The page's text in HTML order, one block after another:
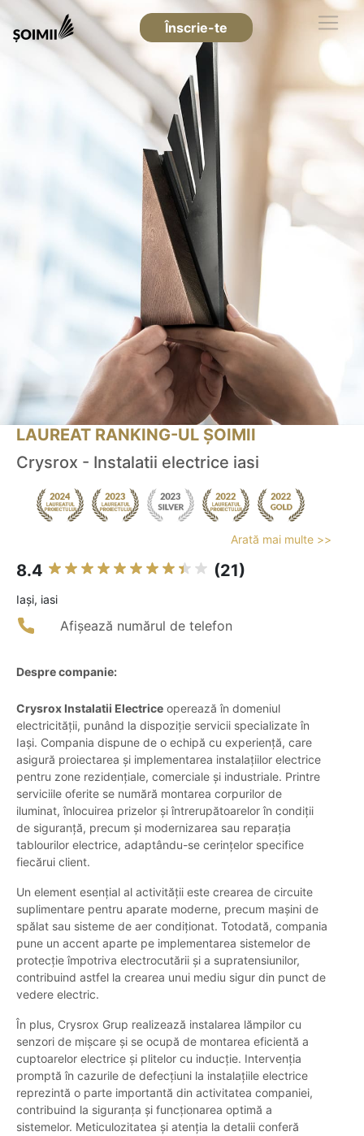
Înscrie-te
LAUREAT RANKING-UL ȘOIMII
Crysrox - Instalatii electrice iasi
Arată mai multe >>
8.4 (21)
Iaşi, iasi
Afișează numărul de telefon
Despre companie:
Crysrox Instalatii Electrice operează în domeniul
electricității, punând la dispoziție servicii specializate în
Iași. Compania dispune de o echipă cu experiență, care
asigură proiectarea și implementarea instalațiilor electrice
pentru zone rezidențiale, comerciale și industriale. Printre
serviciile oferite se numără montarea corpurilor de
iluminat, înlocuirea prizelor și întrerupătoarelor în condiții
de siguranță, precum și modernizarea sau reparația
tablourilor electrice, adaptându-se cerințelor specifice
fiecărui client.
Un element esențial al activității este crearea de circuite
suplimentare pentru aparate moderne, precum mașini de
spălat sau sisteme de aer condiționat. Totodată, compania
pune un accent aparte pe implementarea sistemelor de
protecție împotriva electrocutării și a supratensiunilor,
contribuind astfel la crearea unui mediu sigur din punct de
vedere electric.
În plus, Crysrox Grup realizează instalarea lămpilor cu
senzori de mișcare și se ocupă de montarea eficientă a
cuptoarelor electrice și plitelor cu inducție. Intervenția
promptă în cazurile de defecțiuni la instalațiile electrice
reprezintă o parte importantă din activitatea companiei,
contribuind la siguranța și funcționarea optimă a
sistemelor. Meticulozitatea și atenția la detalii conferă